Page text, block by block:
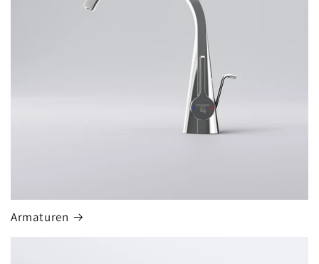
Armaturen